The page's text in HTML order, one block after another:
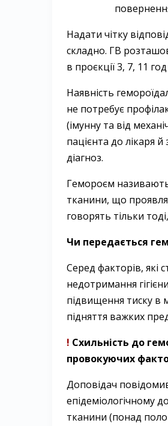
Надати чітку
складно. ГВ
в проєкції 3, 7, 11
Наявність
не потребує
(імунну та від
пацієнта до лікаря
діагноз.
Гемороєм
тканини, що
говорять тільки
Чи передається
Серед факторів,
недотримання
підвищення тиску в
підняття важких
! Схильність до
провокуючих
Доповідач
епідеміологічному
тканини (понад